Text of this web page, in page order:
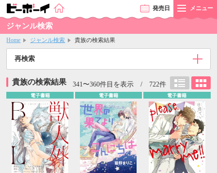
発売日 メニュー
ジャンル検索
Home ジャンル検索 貴族の検索結果
再検索
貴族の検索結果 341〜360件目を表示 / 722件
電子書籍 電子書籍 電子書籍